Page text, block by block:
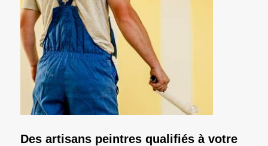
Des artisans peintres qualifiés à votre